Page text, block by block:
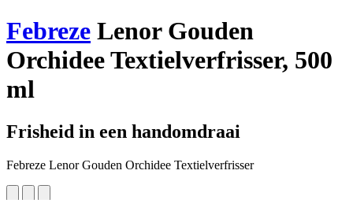
Febreze Lenor Gouden
Orchidee Textielverfrisser, 500
ml
Frisheid in een handomdraai
Febreze Lenor Gouden Orchidee Textielverfrisser